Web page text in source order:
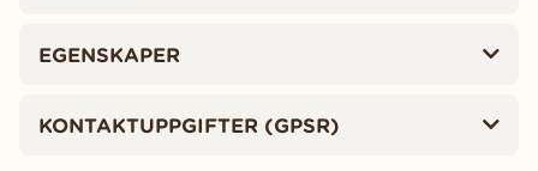
EGENSKAPER
KONTAKTUPPGIFTER (GPSR)